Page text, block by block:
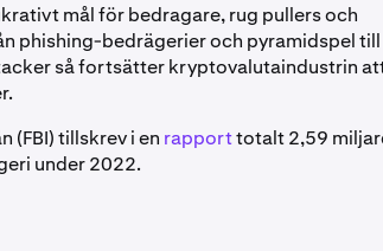
mål för bedragare, rug pullers och
phishing-bedrägerier och pyramidspel till
så fortsätter kryptovalutaindustrin
(FBI) tillskrev i en rapporttotalt 2,59
under 2022.